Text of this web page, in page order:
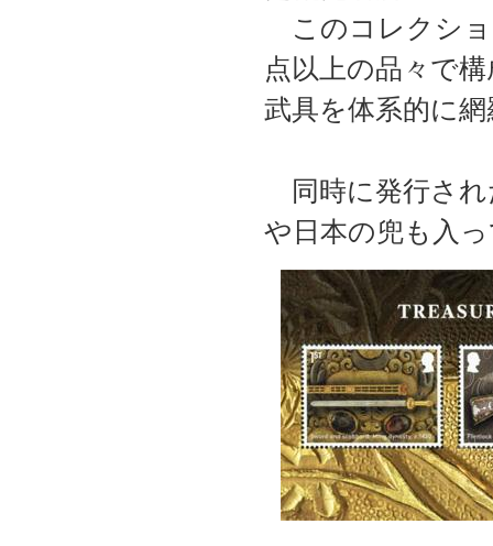
このコレクショ
点以上の品々で
武具を体系的に
同時に発行され
や日本の兜も入